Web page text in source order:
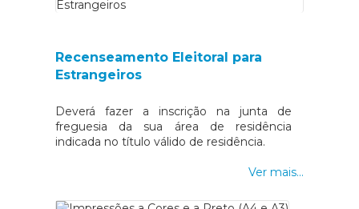
Recenseamento Eleitoral para
Estrangeiros
Deverá fazer a inscrição na junta de
freguesia da sua área de residência
indicada no título válido de residência.
Ver mais...